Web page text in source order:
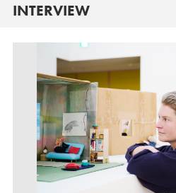
INTERVIEW